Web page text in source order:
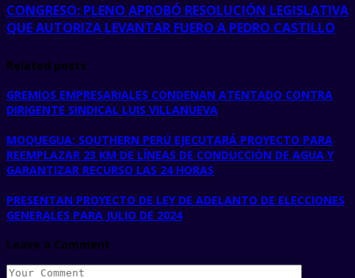
CONGRESO: PLENO APROBÓ RESOLUCIÓN LEGISLATIVA
QUE AUTORIZA LEVANTAR FUERO A PEDRO CASTILLO
Related posts
GREMIOS EMPRESARIALES CONDENAN ATENTADO CONTRA
DIRIGENTE SINDICAL LUIS VILLANUEVA
MOQUEGUA: SOUTHERN PERÚ EJECUTARÁ PROYECTO PARA
REEMPLAZAR 23 KM DE LÍNEAS DE CONDUCCIÓN DE AGUA Y
GARANTIZAR RECURSO LAS 24 HORAS
PRESENTAN PROYECTO DE LEY DE ADELANTO DE ELECCIONES
GENERALES PARA JULIO DE 2024
Leave a Comment